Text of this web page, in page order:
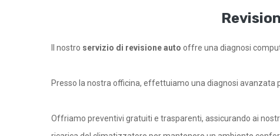
Il nostro servizio di revisione auto offre una diagnosi
Presso la nostra officina, effettuiamo una diagnosi
Offriamo preventivi gratuiti e trasparenti, assicurando ai